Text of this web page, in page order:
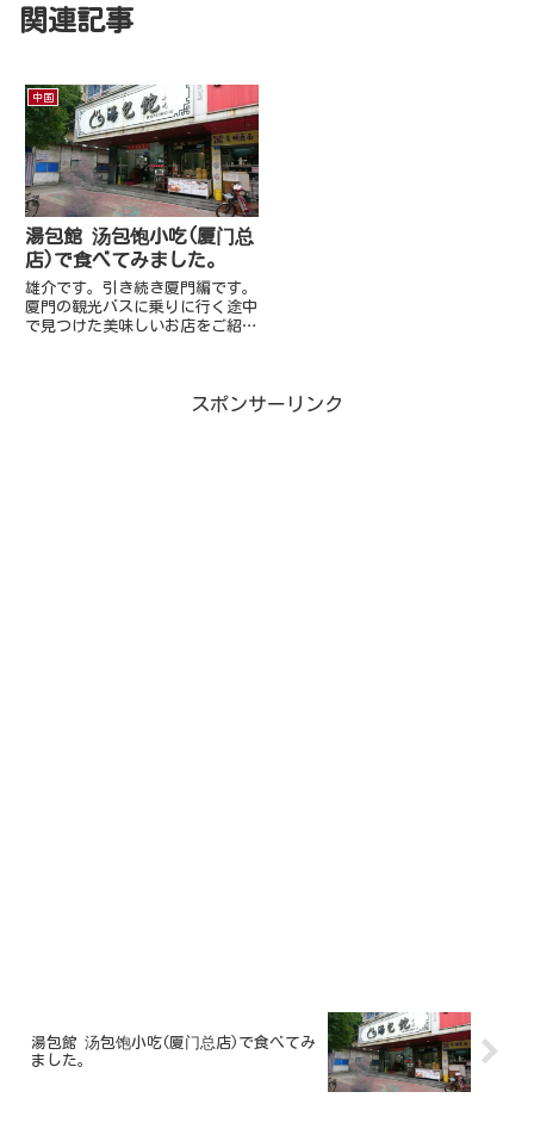
関連記事
中国
湯包館 汤包饱小吃(厦门总
店)で食べてみました。
雄介です。引き続き厦門編です。
厦門の観光バスに乗りに行く途中
で見つけた美味しいお店をご紹
ココらへん。住所：厦门市思明区スポンサーリンク
湯包館 汤包饱小吃(厦门总店)で食べてみ
ました。